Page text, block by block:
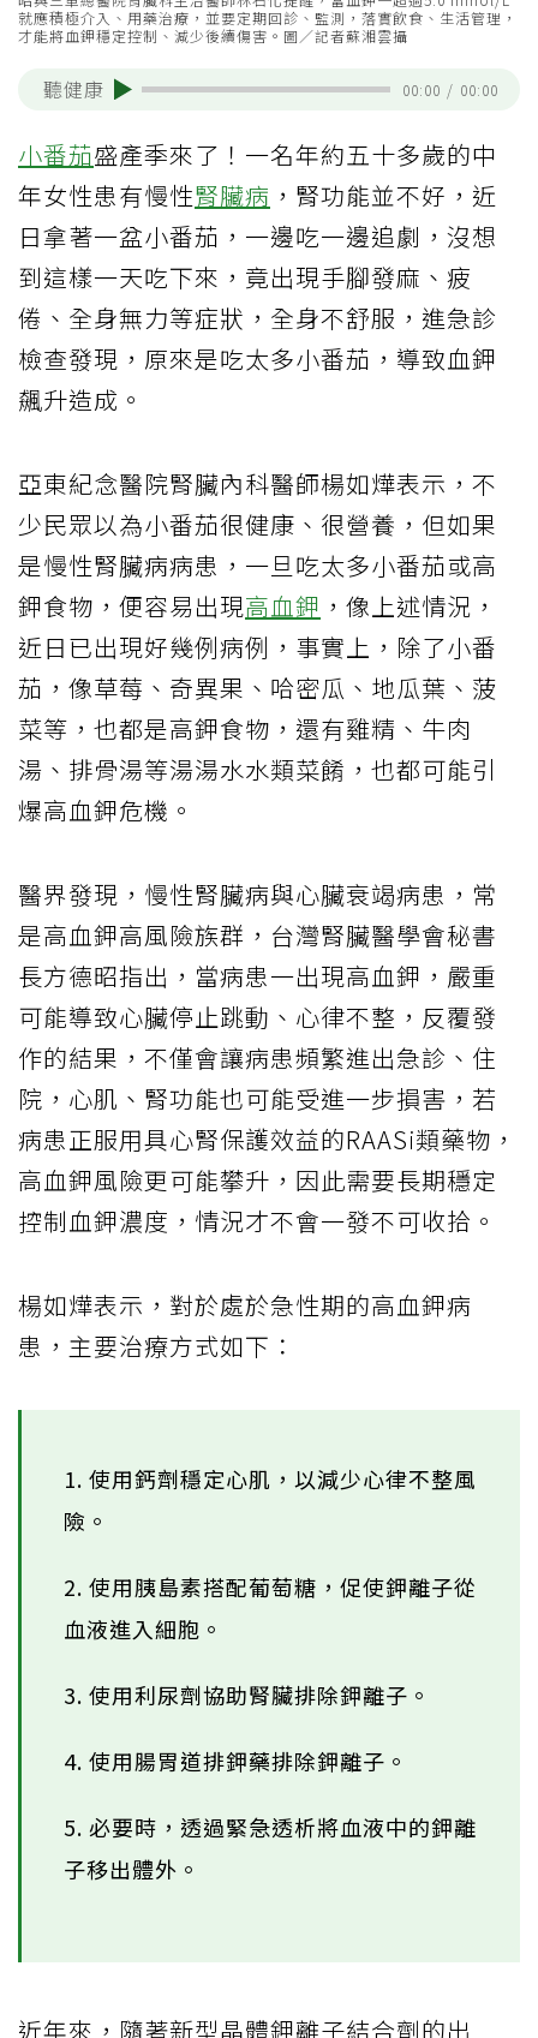
就應積極介入、用藥治療，並要定期回診、監測，落實飲食、生活管理，
才能將血鉀穩定控制、減少後續傷害。圖／記者蘇湘雲攝
聽健康 00:00 / 00:00
小番茄盛產季來了！一名年約五十多歲的中
年女性患有慢性腎臟病 ，腎功能並不好，近
日拿著一盆小番茄，一邊吃一邊追劇，沒想
到這樣一天吃下來，竟出現手腳發麻、疲
倦、全身無力等症狀，全身不舒服，進急診
檢查發現，原來是吃太多小番茄，導致血鉀
飆升造成。
亞東紀念醫院腎臟內科醫師楊如燁表示，不
少民眾以為小番茄很健康、很營養，但如果
是慢性腎臟病病患，一旦吃太多小番茄或高
鉀食物，便容易出現高血鉀 ，像上述情況，
近日已出現好幾例病例，事實上，除了小番
茄，像草莓、奇異果、哈密瓜、地瓜葉、菠
菜等，也都是高鉀食物，還有雞精、牛肉
湯、排骨湯等湯湯水水類菜餚，也都可能引
爆高血鉀危機。
醫界發現，慢性腎臟病與心臟衰竭病患，常
是高血鉀高風險族群，台灣腎臟醫學會秘書
長方德昭指出，當病患一出現高血鉀，嚴重
可能導致心臟停止跳動、心律不整，反覆發
作的結果，不僅會讓病患頻繁進出急診、住
院，心肌、腎功能也可能受進一步損害，若
病患正服用具心腎保護效益的RAASi類藥物，
高血鉀風險更可能攀升，因此需要長期穩定
控制血鉀濃度，情況才不會一發不可收拾。
楊如燁表示，對於處於急性期的高血鉀病
患，主要治療方式如下：
1. 使用鈣劑穩定心肌，以減少心律不整風
險。
2. 使用胰島素搭配葡萄糖，促使鉀離子從
血液進入細胞。
3. 使用利尿劑協助腎臟排除鉀離子。
4. 使用腸胃道排鉀藥排除鉀離子。
5. 必要時，透過緊急透析將血液中的鉀離
子移出體外。
近年來，隨著新型晶體鉀離子結合劑的出